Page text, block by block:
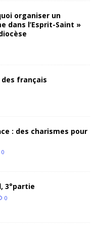
organiser un
dans l’Esprit-Saint »
français
: des charismes pour
0
3°partie
0